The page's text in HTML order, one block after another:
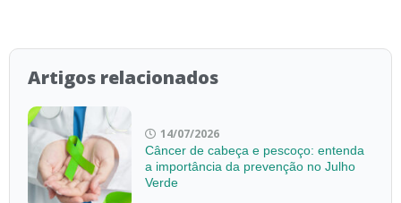
Artigos relacionados
14/07/2026
Câncer de cabeça e pescoço: entenda
a importância da prevenção no Julho
Verde